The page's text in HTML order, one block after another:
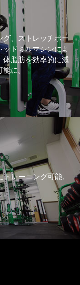
グ、ストレッチポー
ッドミルマシンによ
体脂肪を効率的に減
に。
レーニング可能。